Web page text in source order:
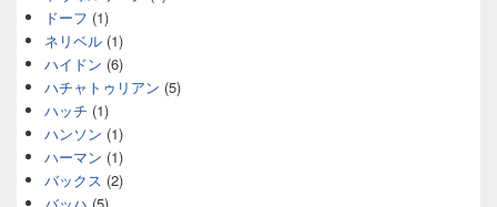
ドーフ (1)
ネリベル (1)
ハイドン (6)
ハチャトゥリアン (5)
ハッチ (1)
ハンソン (1)
ハーマン (1)
バックス (2)
バッハ (5)